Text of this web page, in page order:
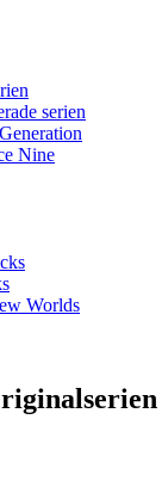
serien
Nine
Worlds